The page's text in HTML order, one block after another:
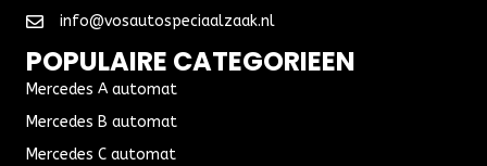
info@vosautospeciaalzaak.nl
POPULAIRE CATEGORIEEN
Mercedes A automat
Mercedes B automat
Mercedes C automat